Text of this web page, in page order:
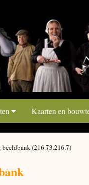
Kaarten en
beeldbank (216.73.216.7)